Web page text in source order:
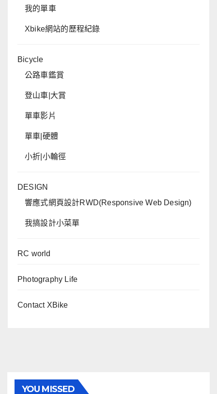
我的單車
Xbike網站的歷程紀錄
Bicycle
公路車鑑賞
登山車|大賞
單車影片
單車|硬體
小折|小輪徑
DESIGN
響應式網頁設計RWD(Responsive Web Design)
我搞設計小菜單
RC world
Photography Life
Contact XBike
YOU MISSED